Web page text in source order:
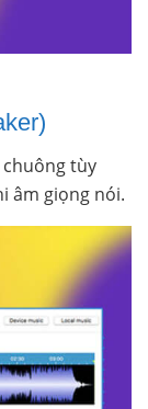
tùy
âm giọng nói.